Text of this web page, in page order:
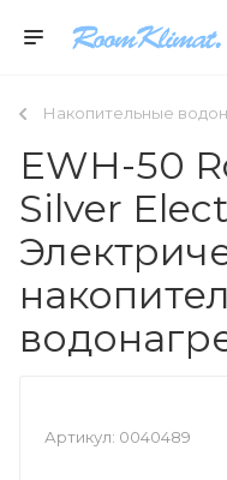
Накопительные
EWH-50
Silver
Артикул: 0040489